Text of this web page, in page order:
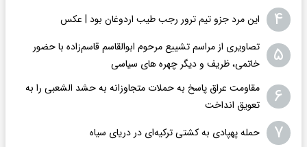
۴ این مرد جزو تیم ترور رجب طیب اردوغان بود | عکس
۵
تصاویری از مراسم تشییع مرحوم ابوالقاسم قاسم‌زاده با حضور
خاتمی، ظریف و دیگر چهره های سیاسی
۶
مقاومت عراق پاسخ به حملات متجاوزانه به حشد الشعبی را به
تعویق انداخت
۷ حمله پهپادی به کشتی ترکیه‌ای در دریای سیاه